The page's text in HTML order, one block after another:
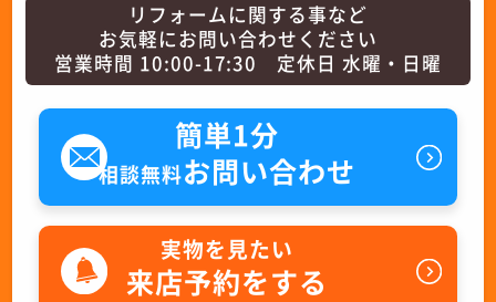
リフォームに関する事など
お気軽にお問い合わせください
営業時間 10:00-17:30 定休日 水曜・日曜
簡単1分
相談無料お問い合わせ
実物を見たい
来店予約をする